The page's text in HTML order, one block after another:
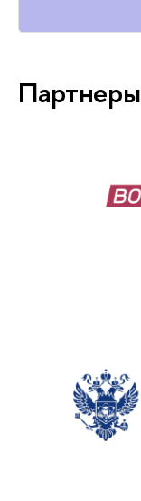
Партнеры